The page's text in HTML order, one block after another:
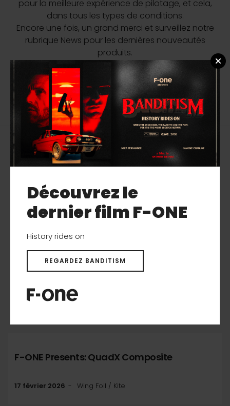
pour la meilleure expérience de pilotage, et cela,
dans tous les types de conditions.
Encore une fois, un grand merci et surveillez notre
rubrique News pour les dernières nouveautés
produits.
Dernières actualités
F-ONE Presents: QuadX Composite
17 février 2026 Wing Foil / Kite
Découvrez le
dernier film F-ONE
History rides on
REGARDEZ BANDITISM